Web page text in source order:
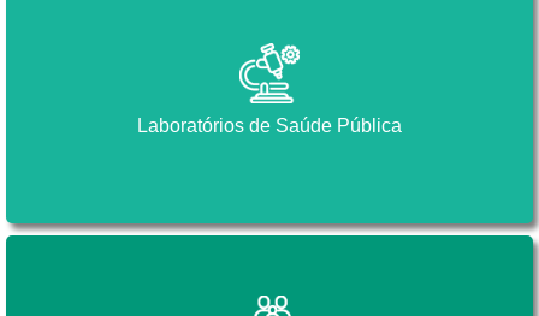
Laboratórios de Saúde Pública
Laboratórios de Saúde Pública